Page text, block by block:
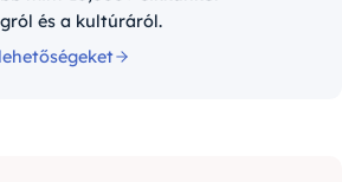
és a kultúráról.